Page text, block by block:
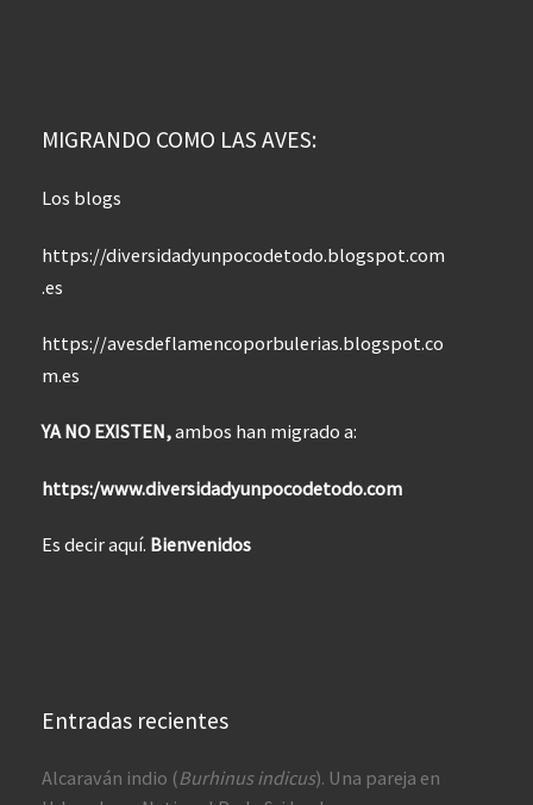
MIGRANDO COMO LAS AVES:
Los blogs
https://diversidadyunpocodetodo.blogspot.com
.es
https://avesdeflamencoporbulerias.blogspot.co
m.es
YA NO EXISTEN,ambos han migrado a:
https:/www.diversidadyunpocodetodo.com
Es decir aquí. Bienvenidos
Entradas recientes
Alcaraván indio (Burhinus indicus). Una pareja en